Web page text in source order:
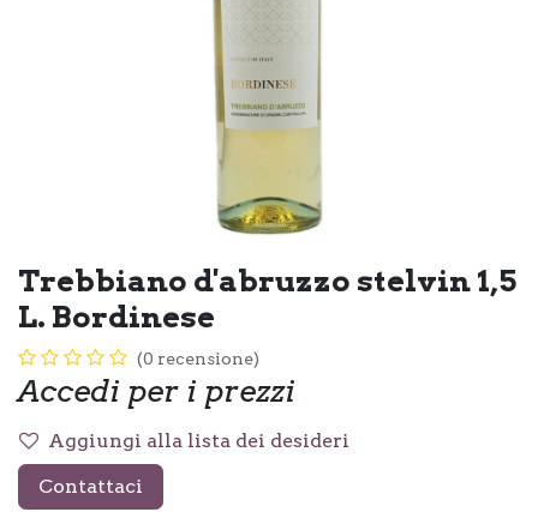
Trebbiano d'abruzzo stelvin 1,5
L. Bordinese
(0 recensione)
Accedi per i prezzi
Aggiungi alla lista dei desideri
Contattaci